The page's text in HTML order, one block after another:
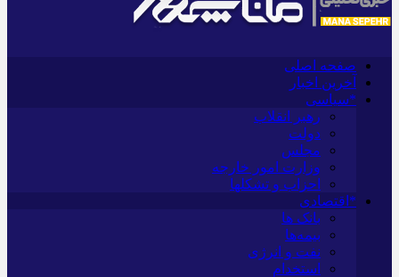
صفحه اصلی
آخرین اخبار
*سیاسی
رهبر انقلاب
دولت
مجلس
وزارت امور خارجه
احزاب و تشکلها
*اقتصادی
بانک ها
بیمه‌ها
نفت و انرژی
استخدام